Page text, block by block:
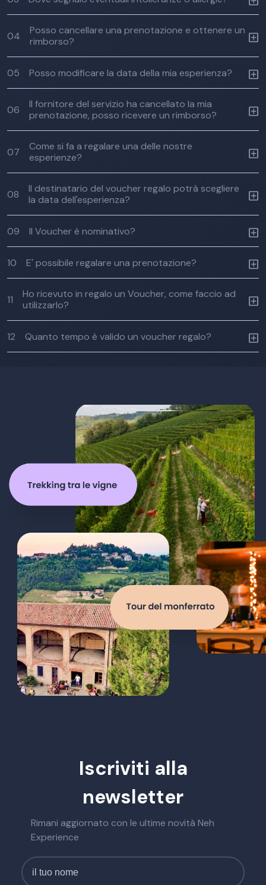
04
Posso cancellare una prenotazione e ottenere un
rimborso?
05 Posso modificare la data della mia esperienza?
06
Il fornitore del servizio ha cancellato la mia
prenotazione, posso ricevere un rimborso?
07
Come si fa a regalare una delle nostre
esperienze?
08
Il destinatario del voucher regalo potrà scegliere
la data dell'esperienza?
09 Il Voucher è nominativo?
10 E' possibile regalare una prenotazione?
11
Ho ricevuto in regalo un Voucher, come faccio ad
utilizzarlo?
12 Quanto tempo è valido un voucher regalo?
Iscriviti alla
newsletter
Rimani aggiornato con le ultime novità Neh
Experience